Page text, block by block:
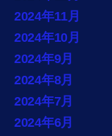
2024年11月
2024年10月
2024年9月
2024年8月
2024年7月
2024年6月